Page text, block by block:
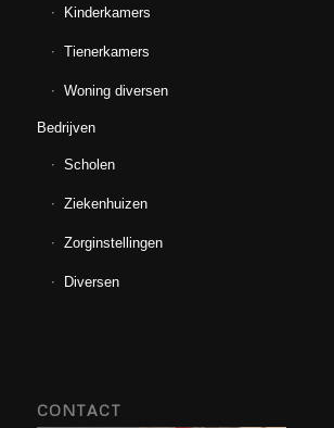
Kinderkamers
Tienerkamers
Woning diversen
Bedrijven
Scholen
Ziekenhuizen
Zorginstellingen
Diversen
CONTACT